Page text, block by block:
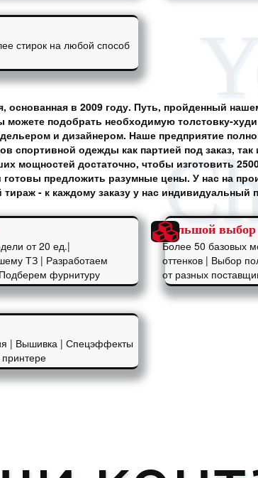
стирок на любой способ
основанная в 2009 году. Путь, пройденный
подобрать необходимую толстовку-худи
и дизайнером. Наше предприятие
одежды как партией под заказ,
мощностей достаточно, чтобы изготовить
предложить разумные цены. У нас на
- к каждому заказу у нас
от 20 ед.|
ТЗ | Разработаем
фурнитуру
Большой выбор
Более 50 базовых
оттенков | Выбор
от разных
| Вышивка | Спецэффекты